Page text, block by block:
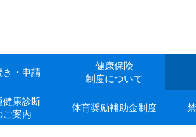
き・申請
健康保険
制度について
健康診断
ご案内
体育奨励補助金制度